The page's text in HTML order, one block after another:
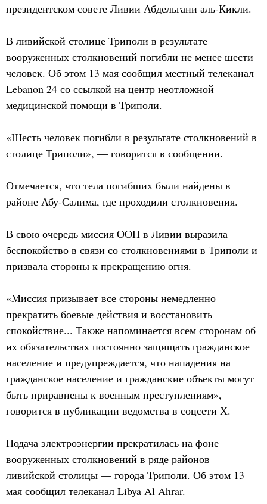
президентском совете Ливии Абдельгани аль-Кикли.
В ливийской столице Триполи в результате
вооруженных столкновений погибли не менее шести
человек. Об этом 13 мая сообщил местный телеканал
Lebanon 24 со ссылкой на центр неотложной
медицинской помощи в Триполи.
«Шесть человек погибли в результате столкновений в
столице Триполи», — говорится в сообщении.
Отмечается, что тела погибших были найдены в
районе Абу-Салима, где проходили столкновения.
В свою очередь миссия ООН в Ливии выразила
беспокойство в связи со столкновениями в Триполи и
призвала стороны к прекращению огня.
«Миссия призывает все стороны немедленно
прекратить боевые действия и восстановить
спокойствие... Также напоминается всем сторонам об
их обязательствах постоянно защищать гражданское
население и предупреждается, что нападения на
гражданское население и гражданские объекты могут
быть приравнены к военным преступлениям», –
говорится в публикации ведомства в соцсети Х.
Подача электроэнергии прекратилась на фоне
вооруженных столкновений в ряде районов
ливийской столицы — города Триполи. Об этом 13
мая сообщил телеканал Libya Al Ahrar.